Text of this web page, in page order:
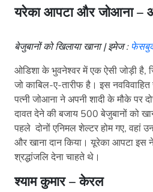
यरेका आपटा और जोआना –
बेजुबानों को खिलाया खाना | इमेज :
ओडिशा के भुवनेश्वर में एक ऐसी जोड़ी है,
जो काबिल-ए-तारीफ है। इस
पत्नी जोआना ने अपनी शादी के मौके पर
दावत देने की बजाय 500 बेजुबानों को
पहले दोनों एनिमल शेल्टर होम गए, वहां
और खाना दान किया। यूरेका आपटा इस
श्रद्धांजलि देना चाहते थे।
श्याम कुमार– केरल